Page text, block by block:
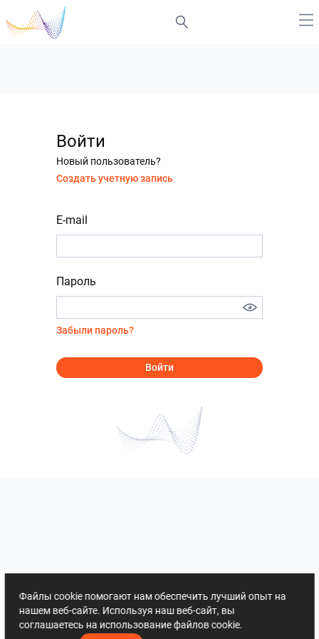
Войти
Новый пользователь?
Создать учетную запись
E-mail
Пароль
Забыли пароль?
Войти
Файлы cookie помогают нам обеспечить лучший опыт на
нашем веб-сайте. Используя наш веб-сайт, вы
соглашаетесь на использование файлов cookie.